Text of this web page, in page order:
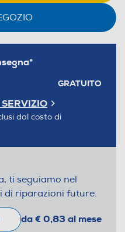
GRATUITO
dal costo di
ti seguiamo nel
di riparazioni future.
da € 0,83 al mese